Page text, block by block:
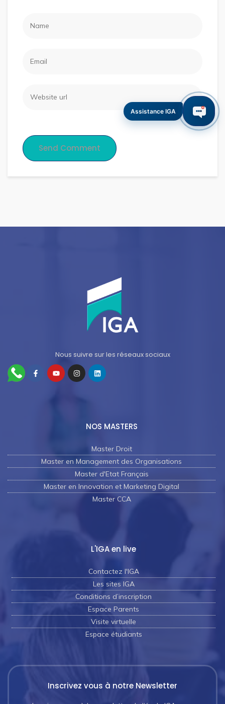
Nous suivre sur les réseaux sociaux
NOS MASTERS
Master Droit
Master en Management des Organisations
Master d'Etat Français
Master en Innovation et Marketing Digital
Master CCA
L'IGA en live
Contactez l'IGA
Les sites IGA
Conditions d’inscription
Espace Parents
Visite virtuelle
Espace étudiants
Inscrivez vous à notre Newsletter
Assistance IGA